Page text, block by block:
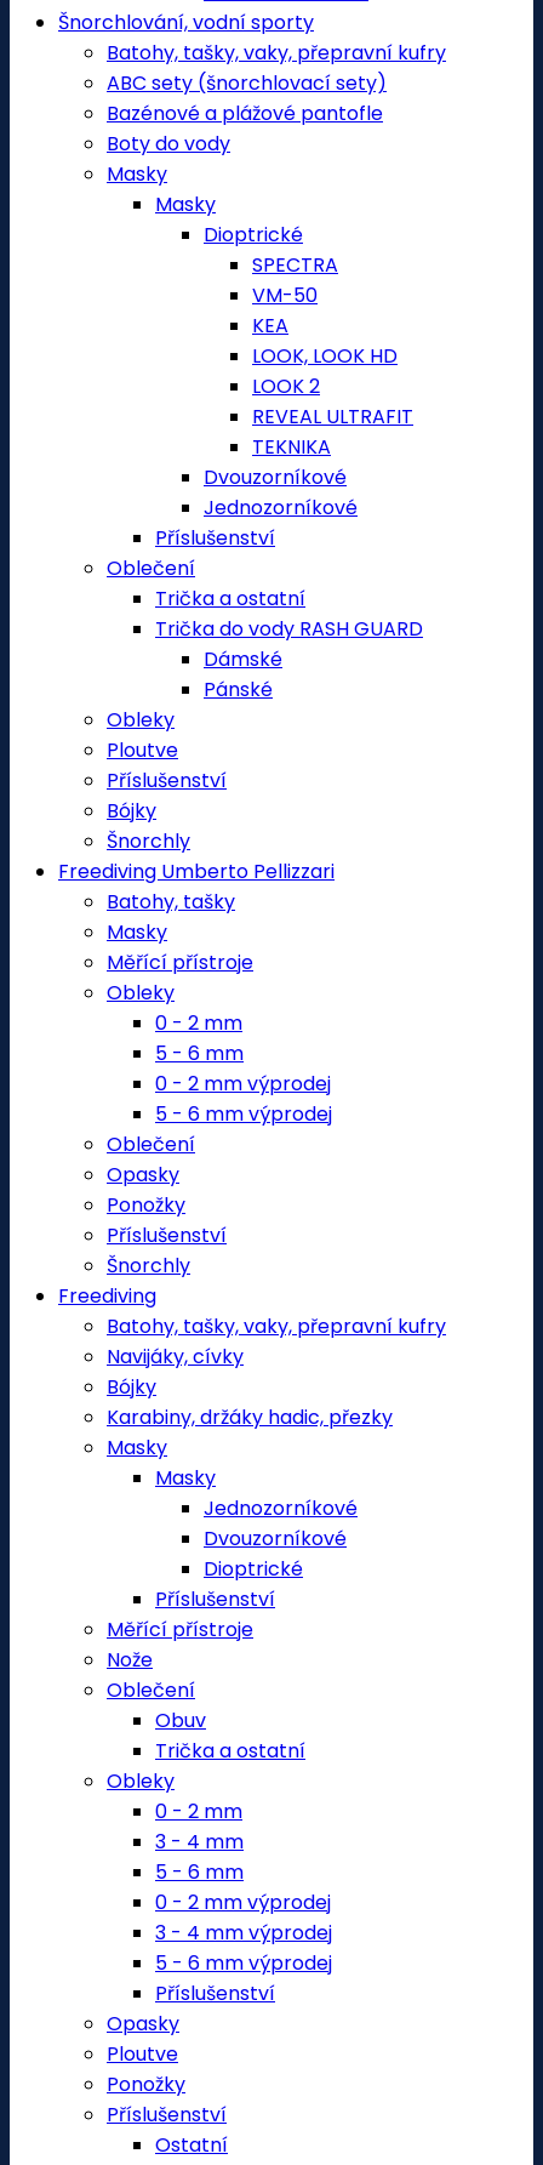
Šnorchlování, vodní sporty
Batohy, tašky, vaky, přepravní kufry
ABC sety (šnorchlovací sety)
Bazénové a plážové pantofle
Boty do vody
Masky
Masky
Dioptrické
SPECTRA
VM-50
KEA
LOOK, LOOK HD
LOOK 2
REVEAL ULTRAFIT
TEKNIKA
Dvouzorníkové
Jednozorníkové
Příslušenství
Oblečení
Trička a ostatní
Trička do vody RASH GUARD
Dámské
Pánské
Obleky
Ploutve
Příslušenství
Bójky
Šnorchly
Freediving Umberto Pellizzari
Batohy, tašky
Masky
Měřící přístroje
Obleky
0 - 2 mm
5 - 6 mm
0 - 2 mm výprodej
5 - 6 mm výprodej
Oblečení
Opasky
Ponožky
Příslušenství
Šnorchly
Freediving
Batohy, tašky, vaky, přepravní kufry
Navijáky, cívky
Bójky
Karabiny, držáky hadic, přezky
Masky
Masky
Jednozorníkové
Dvouzorníkové
Dioptrické
Příslušenství
Měřící přístroje
Nože
Oblečení
Obuv
Trička a ostatní
Obleky
0 - 2 mm
3 - 4 mm
5 - 6 mm
0 - 2 mm výprodej
3 - 4 mm výprodej
5 - 6 mm výprodej
Příslušenství
Opasky
Ploutve
Ponožky
Příslušenství
Ostatní